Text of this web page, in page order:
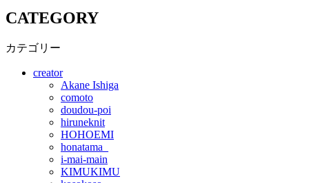
CATEGORY
カテゴリー
creator
Akane Ishiga
comoto
doudou-poi
hiruneknit
HOHOEMI
honatama_
i-mai-main
KIMUKIMU